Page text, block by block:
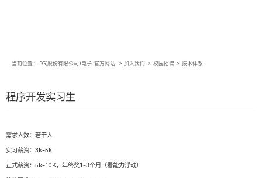
当前位置： PG(股份有限公司)电子-官方网站, > 加入我们 > 校园招聘 > 技术体系
程序开发实习生
需求人数：若干人
实习薪资：3k-5k
正式薪资：5k-10K，年终奖1-3个月（看能力浮动）